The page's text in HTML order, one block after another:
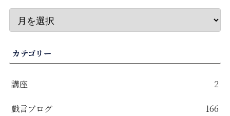
カテゴリー
講座 2
戯言ブログ 166